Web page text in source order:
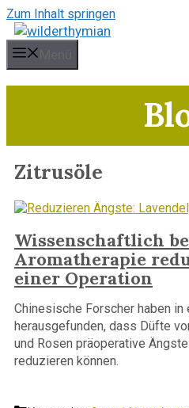
Zum Inhalt springen
Zitrusöle
Wissenschaftlich
Aromatherapie
einer Operation
Chinesische Forscher haben in
herausgefunden, dass Düfte
und Rosen präoperative
reduzieren können.